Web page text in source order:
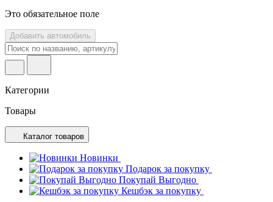
Это обязательное поле
Добавить автомобиль
Категории
Товары
Каталог товаров
Новинки
Подарок за покупку
Покупай Выгодно
Кешбэк за покупку